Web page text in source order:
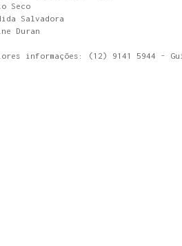
Seco
Salvadora
Duran
informações: (12) 9141 5944 -